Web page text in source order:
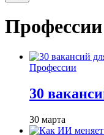
Профессии
Профессии
30
30 марта